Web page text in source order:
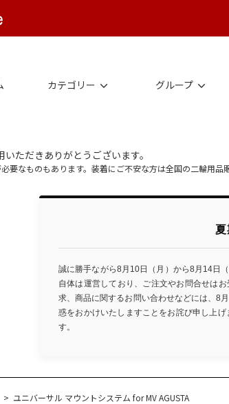
カテゴリー グループ
ただきありがとうございます。
なものもあります。装着にご不安な方は全国の二輪用
夏
誠に勝手ながら8月10日（月）から8月14日
自体は運営しており、ご注文やお問合せは
求、商品に関するお問い合わせなどには、8
惑をおかけいたしますことをお詫び申し上
す。
> ユニバーサル マウントシステム for MV AGUSTA